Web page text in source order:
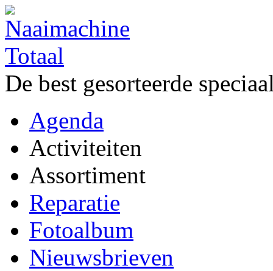
De best gesorteerde
Agenda
Activiteiten
Assortiment
Reparatie
Fotoalbum
Nieuwsbrieven